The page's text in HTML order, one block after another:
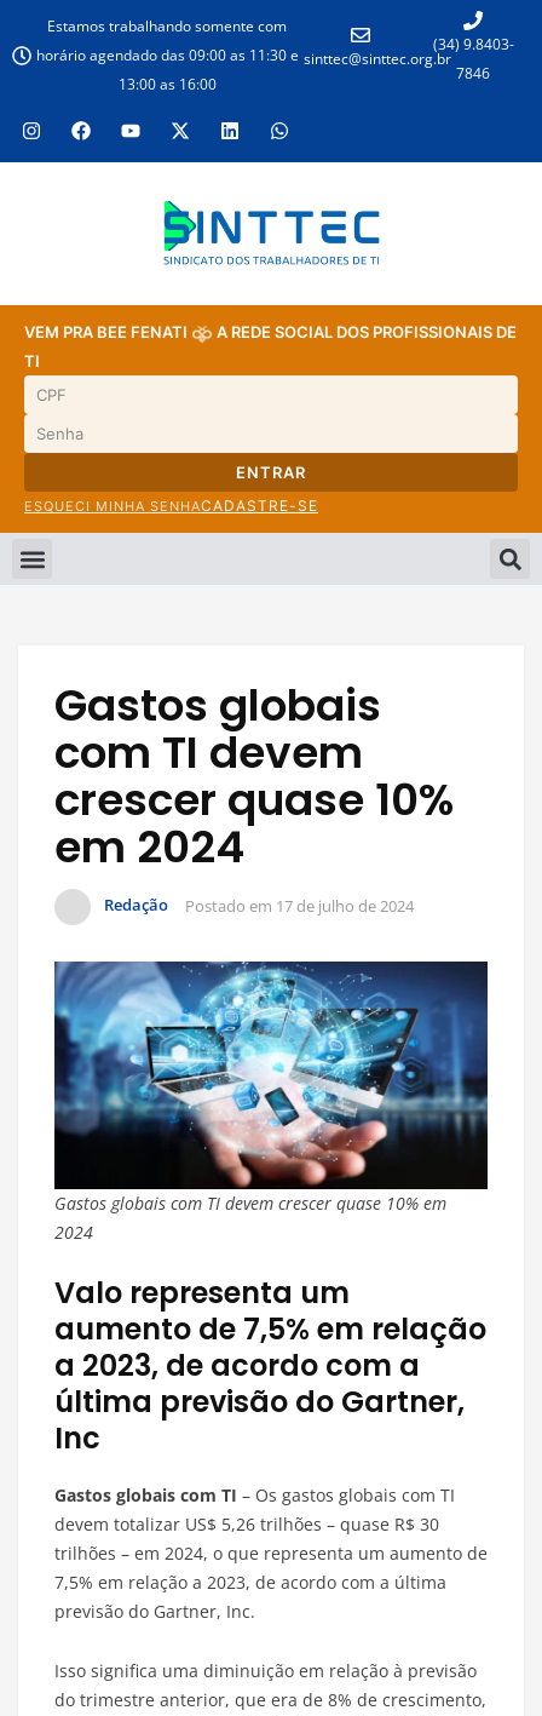
Estamos trabalhando somente com
horário agendado das 09:00 as 11:30 e
13:00 as 16:00
sinttec@sinttec.org.br
(34) 9.8403-
7846
VEM PRA BEE FENATI
A REDE SOCIAL DOS PROFISSIONAIS DE
TI
ENTRAR
ESQUECI MINHA SENHACADASTRE-SE
Gastos globais
com TI devem
crescer quase 10%
em 2024
Redação Postado em 17 de julho de 2024
Gastos globais com TI devem crescer quase 10% em
2024
Valo representa um
aumento de 7,5% em relação
a 2023, de acordo com a
última previsão do Gartner,
Inc
Gastos globais com TI – Os gastos globais com TI
devem totalizar US$ 5,26 trilhões – quase R$ 30
trilhões – em 2024, o que representa um aumento de
7,5% em relação a 2023, de acordo com a última
previsão do Gartner, Inc.
Isso significa uma diminuição em relação à previsão
do trimestre anterior, que era de 8% de crescimento,